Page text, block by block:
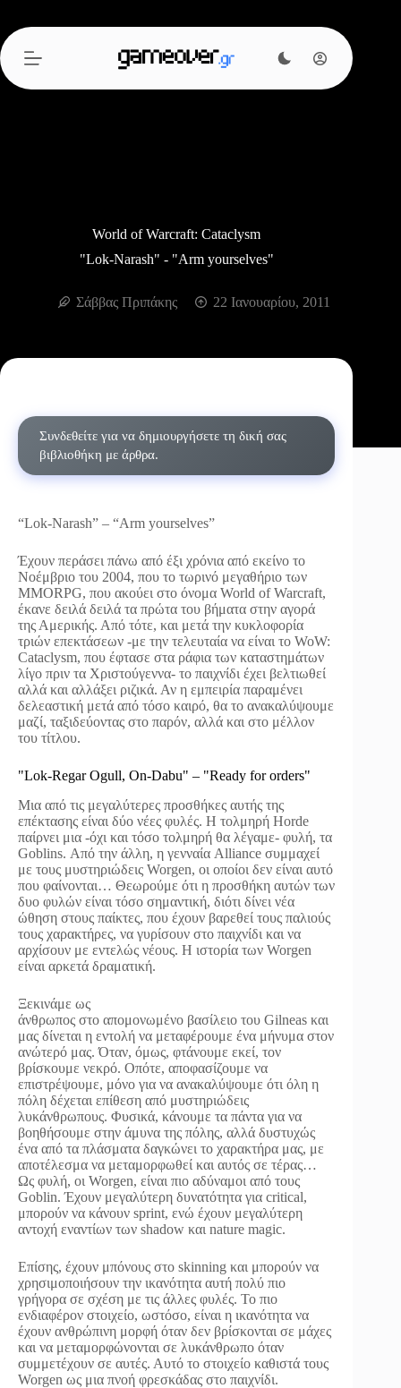
περιεχόμενο
World of Warcraft: Cataclysm
"Lok-Narash" - "Arm yourselves"
Σάββας Πριπάκης 22 Ιανουαρίου, 2011
Συνδεθείτε για να δημιουργήσετε τη δική σας
βιβλιοθήκη με άρθρα.
“Lok-Narash” – “Arm yourselves”
Έχουν περάσει πάνω από έξι χρόνια από εκείνο το
Νοέμβριο του 2004, που το τωρινό μεγαθήριο των
MMORPG, που ακούει στο όνομα World of Warcraft,
έκανε δειλά δειλά τα πρώτα του βήματα στην αγορά
της Αμερικής. Από τότε, και μετά την κυκλοφορία
τριών επεκτάσεων -με την τελευταία να είναι το WoW:
Cataclysm, που έφτασε στα ράφια των καταστημάτων
λίγο πριν τα Χριστούγεννα- το παιχνίδι έχει βελτιωθεί
αλλά και αλλάξει ριζικά. Αν η εμπειρία παραμένει
δελεαστική μετά από τόσο καιρό, θα το ανακαλύψουμε
μαζί, ταξιδεύοντας στο παρόν, αλλά και στο μέλλον
του τίτλου.
"Lok-Regar Ogull, On-Dabu" – "Ready for orders"
Μια από τις μεγαλύτερες προσθήκες αυτής της
επέκτασης είναι δύο νέες φυλές. Η τολμηρή Horde
παίρνει μια -όχι και τόσο τολμηρή θα λέγαμε- φυλή, τα
Goblins. Από την άλλη, η γενναία Alliance συμμαχεί
με τους μυστηριώδεις Worgen, οι οποίοι δεν είναι αυτό
που φαίνονται… Θεωρούμε ότι η προσθήκη αυτών των
δυο φυλών είναι τόσο σημαντική, διότι δίνει νέα
ώθηση στους παίκτες, που έχουν βαρεθεί τους παλιούς
τους χαρακτήρες, να γυρίσουν στο παιχνίδι και να
αρχίσουν με εντελώς νέους. Η ιστορία των Worgen
είναι αρκετά δραματική.
Ξεκινάμε ως
άνθρωπος στο απομονωμένο βασίλειο του Gilneas και
μας δίνεται η εντολή να μεταφέρουμε ένα μήνυμα στον
ανώτερό μας. Όταν, όμως, φτάνουμε εκεί, τον
βρίσκουμε νεκρό. Οπότε, αποφασίζουμε να
επιστρέψουμε, μόνο για να ανακαλύψουμε ότι όλη η
πόλη δέχεται επίθεση από μυστηριώδεις
λυκάνθρωπους. Φυσικά, κάνουμε τα πάντα για να
βοηθήσουμε στην άμυνα της πόλης, αλλά δυστυχώς
ένα από τα πλάσματα δαγκώνει το χαρακτήρα μας, με
αποτέλεσμα να μεταμορφωθεί και αυτός σε τέρας…
Ως φυλή, οι Worgen, είναι πιο αδύναμοι από τους
Goblin. Έχουν μεγαλύτερη δυνατότητα για critical,
μπορούν να κάνουν sprint, ενώ έχουν μεγαλύτερη
αντοχή εναντίων των shadow και nature magic.
Επίσης, έχουν μπόνους στο skinning και μπορούν να
χρησιμοποιήσουν την ικανότητα αυτή πολύ πιο
γρήγορα σε σχέση με τις άλλες φυλές. Το πιο
ενδιαφέρον στοιχείο, ωστόσο, είναι η ικανότητα να
έχουν ανθρώπινη μορφή όταν δεν βρίσκονται σε μάχες
και να μεταμορφώνονται σε λυκάνθρωπο όταν
συμμετέχουν σε αυτές. Αυτό το στοιχείο καθιστά τους
Worgen ως μια πνοή φρεσκάδας στο παιχνίδι.